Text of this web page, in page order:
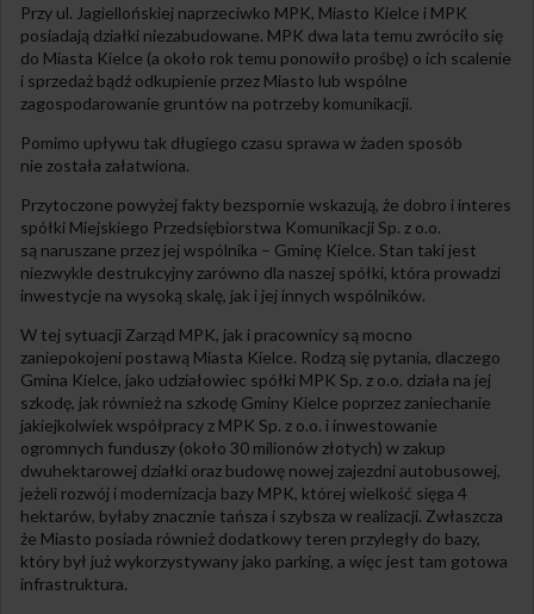
Przy ul. Jagiellońskiej naprzeciwko MPK, Miasto Kielce i MPK
posiadają działki niezabudowane. MPK dwa lata temu zwróciło się
do Miasta Kielce (a około rok temu ponowiło prośbę) o ich scalenie
i sprzedaż bądź odkupienie przez Miasto lub wspólne
zagospodarowanie gruntów na potrzeby komunikacji.
Pomimo upływu tak długiego czasu sprawa w żaden sposób
nie została załatwiona.
Przytoczone powyżej fakty bezspornie wskazują, że dobro i interes
spółki Miejskiego Przedsiębiorstwa Komunikacji Sp. z o.o.
są naruszane przez jej wspólnika – Gminę Kielce. Stan taki jest
niezwykle destrukcyjny zarówno dla naszej spółki, która prowadzi
inwestycje na wysoką skalę, jak i jej innych wspólników.
W tej sytuacji Zarząd MPK, jak i pracownicy są mocno
zaniepokojeni postawą Miasta Kielce. Rodzą się pytania, dlaczego
Gmina Kielce, jako udziałowiec spółki MPK Sp. z o.o. działa na jej
szkodę, jak również na szkodę Gminy Kielce poprzez zaniechanie
jakiejkolwiek współpracy z MPK Sp. z o.o. i inwestowanie
ogromnych funduszy (około 30 milionów złotych) w zakup
dwuhektarowej działki oraz budowę nowej zajezdni autobusowej,
jeżeli rozwój i modernizacja bazy MPK, której wielkość sięga 4
hektarów, byłaby znacznie tańsza i szybsza w realizacji. Zwłaszcza
że Miasto posiada również dodatkowy teren przyległy do bazy,
który był już wykorzystywany jako parking, a więc jest tam gotowa
infrastruktura.